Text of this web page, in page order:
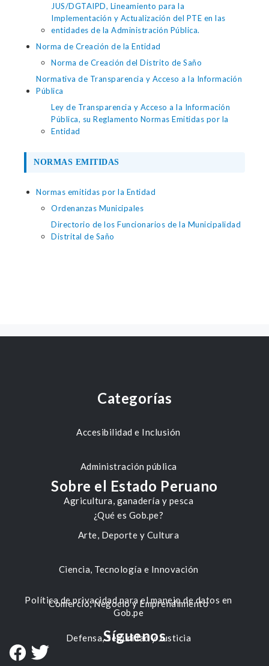
JUS/DGTAIPD, Lineamiento para la
Implementación y Actualización del PTE en las
entidades de la Administración Pública.
Norma de Creación de la Entidad
Norma de Creación del Distrito de Saño
Normativa de Transparencia y Acceso a la Información
Pública
Ley de Transparencia y Acceso a la Información
Pública, su Reglamento Normas Emitidas por la
Entidad
NORMAS EMITIDAS
Normas emitidas por la Entidad
Ordenanzas Municipales
Directorio de los Funcionarios de la Municipalidad
Distrital de Saño
Categorías
Accesibilidad e Inclusión
Administración pública
Agricultura, ganadería y pesca
Arte, Deporte y Cultura
Ciencia, Tecnología e Innovación
Comercio, Negocio y Emprendimiento
Defensa, Seguridad y Justicia
Sobre el Estado Peruano
¿Qué es Gob.pe?
Política de privacidad para el manejo de datos en
Gob.pe
Síguenos